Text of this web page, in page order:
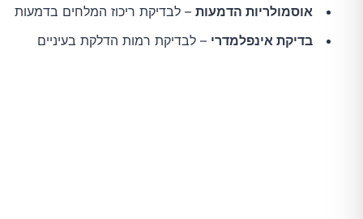
אוסמולריות הדמעות – לבדיקת ריכוז המלחים בדמעות
בדיקת אינפלמדרי – לבדיקת רמות הדלקת בעיניים